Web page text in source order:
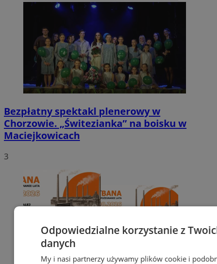
Bezpłatny spektakl plenerowy w
Chorzowie. „Świtezianka” na boisku w
Maciejkowicach
3
Odpowiedzialne korzystanie z
danych
My i nasi partnerzy używamy plików cookie i